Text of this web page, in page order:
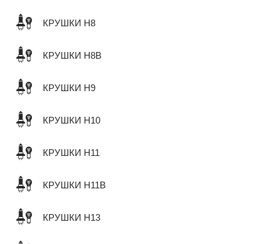
КРУШКИ H8
КРУШКИ H8B
КРУШКИ H9
КРУШКИ H10
КРУШКИ H11
КРУШКИ H11B
КРУШКИ H13